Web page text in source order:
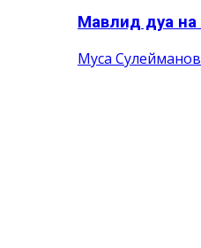
Мавлид дуа
Муса Сулейманов